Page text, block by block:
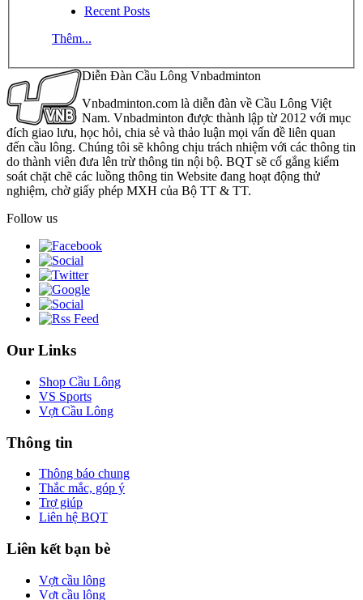
Recent Posts
Thêm...
Diễn Đàn Cầu Lông Vnbadminton
Vnbadminton.com là diễn đàn về Cầu Lông Việt
Nam. Vnbadminton được thành lập từ 2012 với mục
đích giao lưu, học hỏi, chia sẻ và thảo luận mọi vấn đề liên quan
đến cầu lông. Chúng tôi sẽ không chịu trách nhiệm với các thông tin
do thành viên đưa lên trừ thông tin nội bộ. BQT sẽ cố gắng kiểm
soát chặt chẽ các luồng thông tin Website đang hoạt động thử
nghiệm, chờ giấy phép MXH của Bộ TT & TT.
Follow us
Our Links
Shop Cầu Lông
VS Sports
Vợt Cầu Lông
Thông tin
Thông báo chung
Thắc mắc, góp ý
Trợ giúp
Liên hệ BQT
Liên kết bạn bè
Vợt cầu lông
Vợt cầu lông